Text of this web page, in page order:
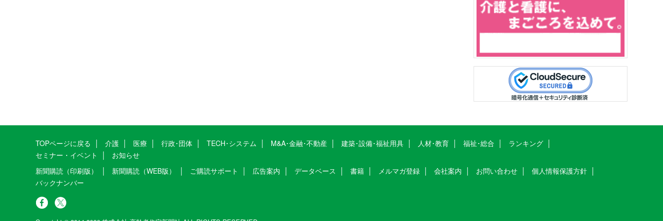
TOPページに戻る 介護 医療 行政･団体 TECH･システム M&A･金融･不動産 建築･設備･福祉用具 人材･教育 福祉･総合
ランキング
セミナー・イベント
お知らせ
新聞購読（印刷版）
新聞購読（WEB版） ご購読サポート 広告案内 データベース 書籍 メルマガ登録 会社案内 お問い合わせ
個人情報保護方針
バックナンバー